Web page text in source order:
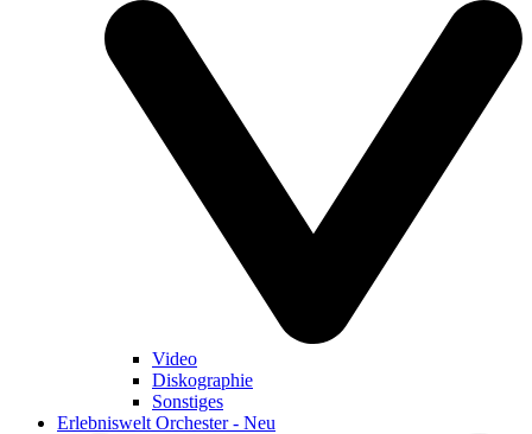
Video
Diskographie
Sonstiges
Erlebniswelt Orchester - Neu